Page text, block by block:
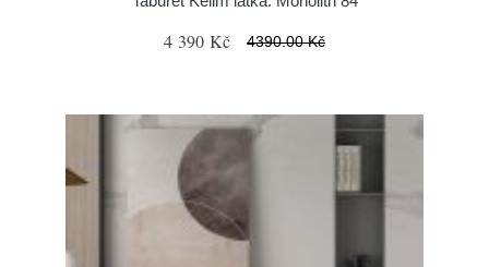
4 390 Kč 4390.00 Kč